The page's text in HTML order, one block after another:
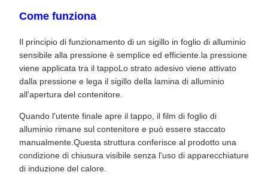
Come funziona
Il principio di funzionamento di un sigillo in foglio di alluminio
sensibile alla pressione è semplice ed efficiente.la pressione
viene applicata tra il tappoLo strato adesivo viene attivato
dalla pressione e lega il sigillo della lamina di alluminio
all'apertura del contenitore.
Quando l'utente finale apre il tappo, il film di foglio di
alluminio rimane sul contenitore e può essere staccato
manualmente.Questa struttura conferisce al prodotto una
condizione di chiusura visibile senza l'uso di apparecchiature
di induzione del calore.